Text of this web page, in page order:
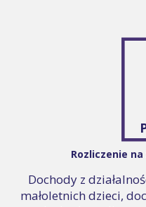
Rozliczenie
Dochody z
małoletnich dzieci,